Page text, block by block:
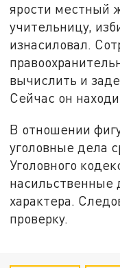
ярости местный
учительницу,
изнасиловал.
вычислить и
Сейчас он
В отношении
уголовные дела
Уголовного
насильственные
характера.
проверку.